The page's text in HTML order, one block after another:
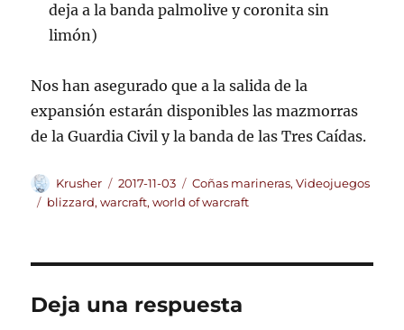
deja a la banda palmolive y coronita sin
limón)
Nos han asegurado que a la salida de la
expansión estarán disponibles las mazmorras
de la Guardia Civil y la banda de las Tres Caídas.
Autor
Krusher
Publicado
el
2017-11-03 Categorías
Coñas marineras,Videojuegos
Etiquetas
blizzard,warcraft,world of warcraft
Deja una respuesta